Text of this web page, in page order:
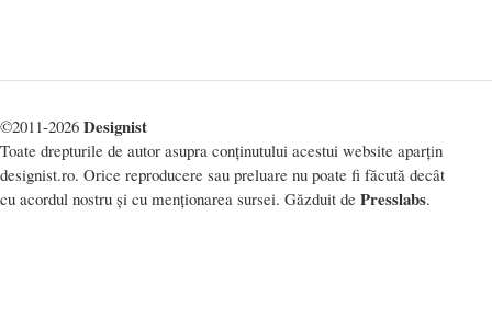
©2011-2026 Designist
Toate drepturile de autor asupra conținutului acestui website aparțin
designist.ro. Orice reproducere sau preluare nu poate fi făcută decât
cu acordul nostru și cu menționarea sursei. Găzduit de Presslabs.